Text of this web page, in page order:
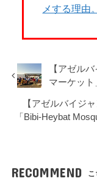
メする理由。
【アゼル
マーケット
【アゼルバイジ
「Bibi-Heybat
RECOMMEND こ